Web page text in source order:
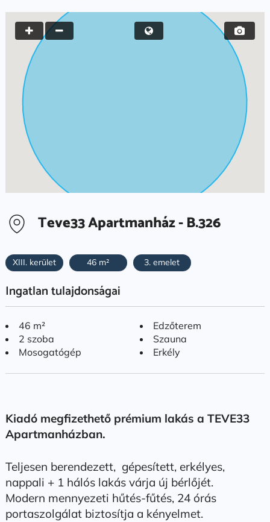
Teve33 Apartmanház - B.326
XIII. kerület 46 m² 3. emelet
Ingatlan tulajdonságai
46 m²
2 szoba
Mosogatógép
Edzőterem
Szauna
Erkély
Kiadó megfizethető prémium lakás a TEVE33
Apartmanházban.
Teljesen berendezett, gépesített, erkélyes,
nappali + 1 hálós lakás várja új bérlőjét.
Modern mennyezeti hűtés-fűtés, 24 órás
portaszolgálat biztosítja a kényelmet.